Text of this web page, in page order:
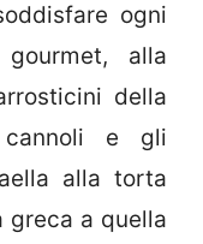
ogni
alla
della
cannoli e gli
alla torta
greca a quella